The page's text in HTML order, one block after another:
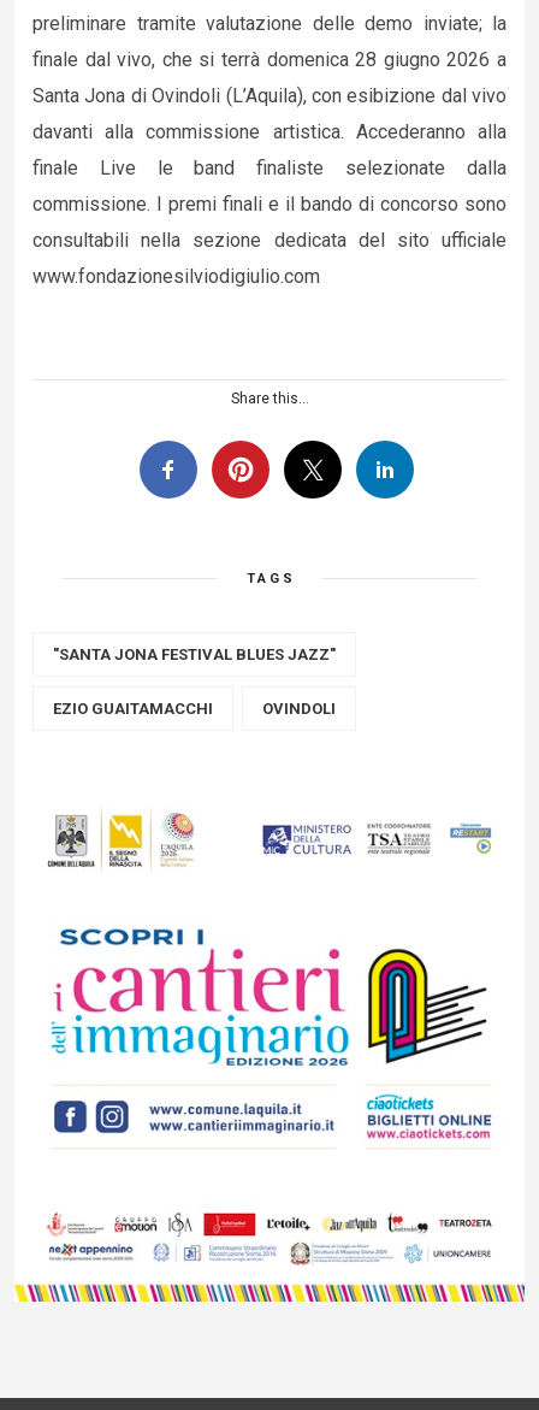
preliminare tramite valutazione delle demo inviate; la
finale dal vivo, che si terrà domenica 28 giugno 2026 a
Santa Jona di Ovindoli (L’Aquila), con esibizione dal vivo
davanti alla commissione artistica. Accederanno alla
finale Live le band finaliste selezionate dalla
commissione. I premi finali e il bando di concorso sono
consultabili nella sezione dedicata del sito ufficiale
www.fondazionesilviodigiulio.com
Share this...
TAGS
"SANTA JONA FESTIVAL BLUES JAZZ"
EZIO GUAITAMACCHI OVINDOLI